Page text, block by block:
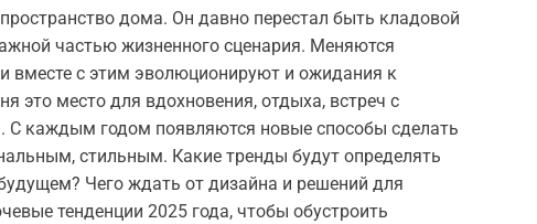
дома. Он давно перестал быть кладовой
частью жизненного сценария. Меняются
вместе с этим эволюционируют и ожидания к
это место для вдохновения, отдыха, встреч с
С каждым годом появляются новые способы сделать
стильным. Какие тренды будут определять
Чего ждать от дизайна и решений для
тенденции 2025 года, чтобы обустроить